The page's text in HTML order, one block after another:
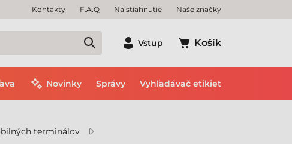
Kontakty F.A.Q Na stiahnutie Naše značky
Vstup Košík
Novinky Správy Vyhľadávač etikiet
terminálov